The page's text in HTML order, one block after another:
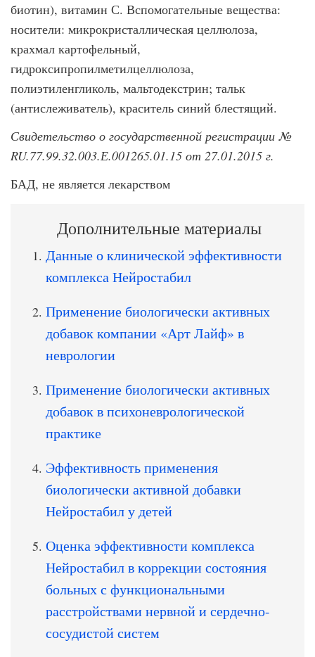
биотин), витамин С. Вспомогательные вещества:
носители: микрокристаллическая целлюлоза,
крахмал картофельный,
гидроксипропилметилцеллюлоза,
полиэтиленгликоль, мальтодекстрин; тальк
(антислеживатель), краситель синий блестящий.
Свидетельство о государственной регистрации №
RU.77.99.32.003.Е.001265.01.15 от 27.01.2015 г.
БАД, не является лекарством
Дополнительные материалы
Данные о клинической эффективности
комплекса Нейростабил
Применение биологически активных
добавок компании «Арт Лайф» в
неврологии
Применение биологически активных
добавок в психоневрологической
практике
Эффективность применения
биологически активной добавки
Нейростабил у детей
Оценка эффективности комплекса
Нейростабил в коррекции состояния
больных с функциональными
расстройствами нервной и сердечно-
сосудистой систем